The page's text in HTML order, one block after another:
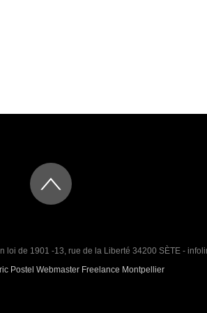
loi de 1901 -13, rue de la Liberté 34200 SÈTE -
Postel Webmaster Freelance Montpellier